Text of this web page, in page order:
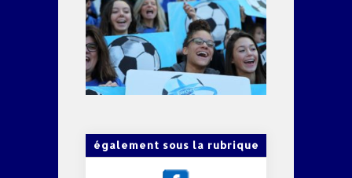
également sous la rubrique